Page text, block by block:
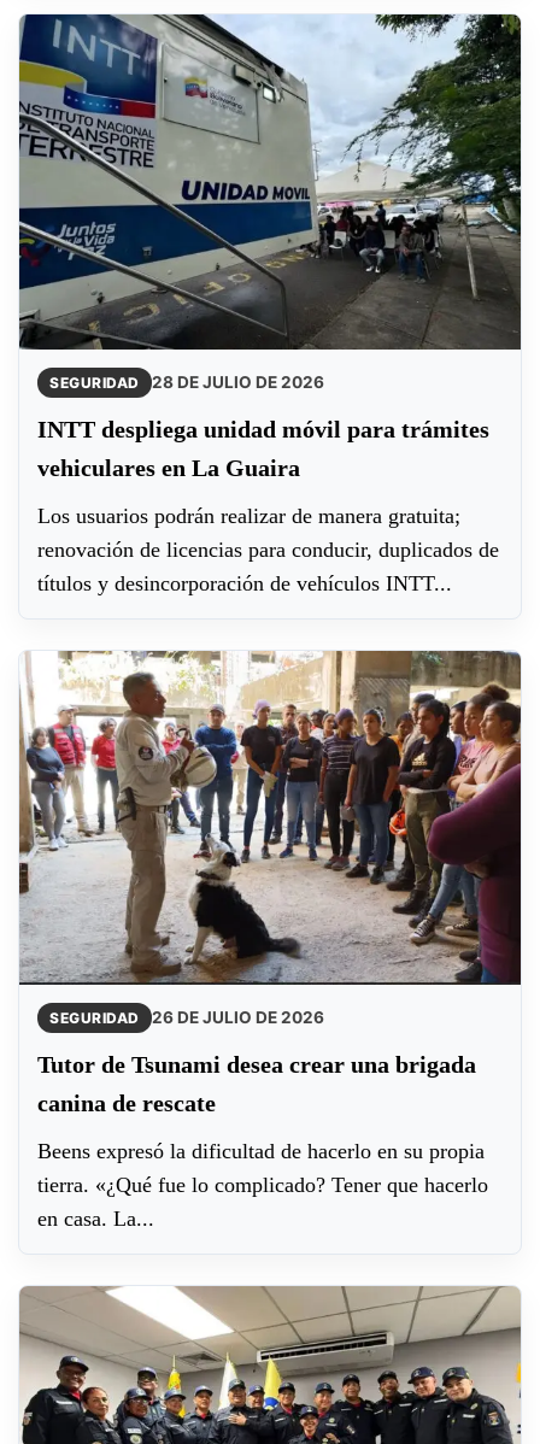
SEGURIDAD 28 DE JULIO DE 2026
INTT despliega unidad móvil para trámites
vehiculares en La Guaira
Los usuarios podrán realizar de manera gratuita;
renovación de licencias para conducir, duplicados de
títulos y desincorporación de vehículos INTT...
SEGURIDAD 26 DE JULIO DE 2026
Tutor de Tsunami desea crear una brigada
canina de rescate
Beens expresó la dificultad de hacerlo en su propia
tierra. «¿Qué fue lo complicado? Tener que hacerlo
en casa. La...